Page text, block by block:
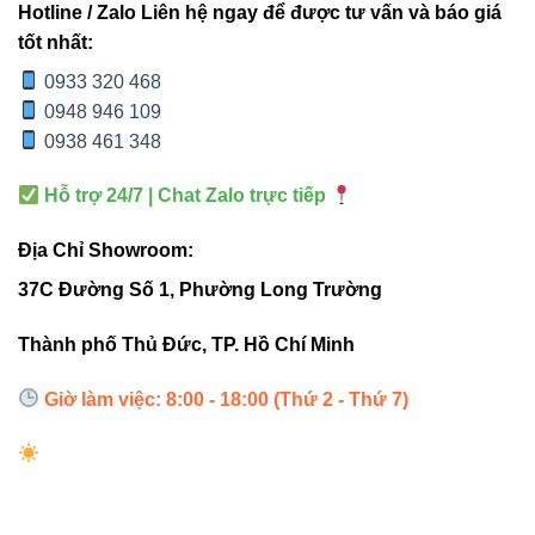
4. Hướng dẫn lắp đặt & sử dụng
Lắp đặt đèn cách mặt đất 1,8–2,2m để ánh sáng trải
Khoảng cách giữa các đèn: 1,2–1,5m cho hiệu quả
chiếu sáng tối ưu.
Kết hợp với Đèn led panel Vinaledhoặc
Lựa chọn nhiệt độ màu phù hợp với nhu cầu sử
dụng: 3000K – ánh sáng ấm, 6500K – ánh sáng
trắng rõ nét.
Hotline / Zalo Liên hệ ngay để được tư vấn và báo giá
tốt nhất:
0933 320 468
0948 946 109
0938 461 348
Hỗ trợ 24/7 | Chat Zalo trực tiếp
Địa Chỉ Showroom:
37C Đường Số 1, Phường Long Trường
Thành phố Thủ Đức, TP. Hồ Chí Minh
Giờ làm việc: 8:00 - 18:00 (Thứ 2 - Thứ 7)